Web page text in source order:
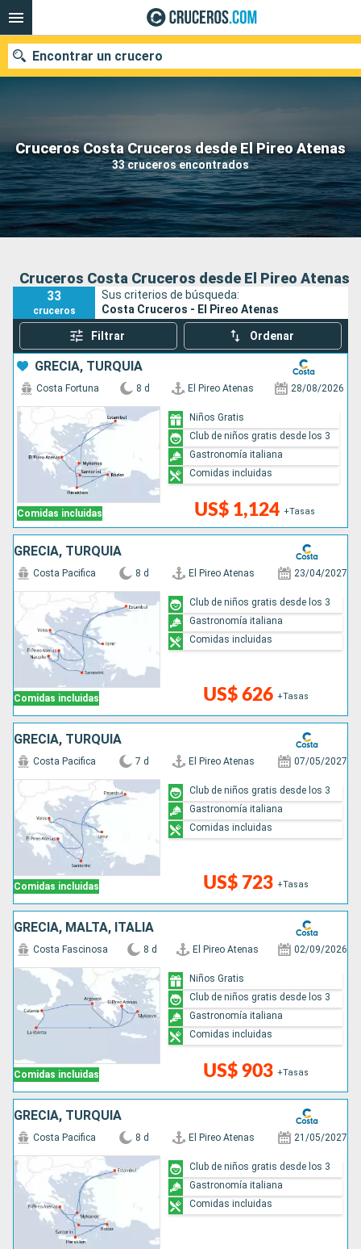
Cruceros Costa Cruceros desde El Pireo Atenas
33 cruceros encontrados
Encontrar un crucero
Nuestros destinos
Fecha de salida
Puertos Compañías
Cruceros Costa Cruceros desde El Pireo Atenas
33
cruceros
Sus criterios de búsqueda:
Costa Cruceros - El Pireo Atenas
Filtrar Ordenar
GRECIA, TURQUÍA
Comidas incluidas
Costa Fortuna 8 d El Pireo Atenas 28/08/2026
US$ 1,124 +Tasas
Niños Gratis
Club de niños gratis desde los 3
Gastronomía italiana
Comidas incluidas
GRECIA, TURQUÍA
Comidas incluidas
Costa Pacifica 8 d El Pireo Atenas 23/04/2027
US$ 626 +Tasas
Club de niños gratis desde los 3
Gastronomía italiana
Comidas incluidas
GRECIA, TURQUÍA
Comidas incluidas
Costa Pacifica 7 d El Pireo Atenas 07/05/2027
US$ 723 +Tasas
Club de niños gratis desde los 3
Gastronomía italiana
Comidas incluidas
GRECIA, MALTA, ITALIA
Comidas incluidas
Costa Fascinosa 8 d El Pireo Atenas 02/09/2026
US$ 903 +Tasas
Niños Gratis
Club de niños gratis desde los 3
Gastronomía italiana
Comidas incluidas
GRECIA, TURQUÍA
Costa Pacifica 8 d El Pireo Atenas 21/05/2027
Club de niños gratis desde los 3
Gastronomía italiana
Comidas incluidas